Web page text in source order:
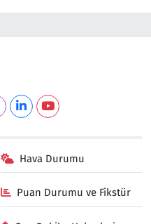
Hava Durumu
Puan Durumu ve Fikstür